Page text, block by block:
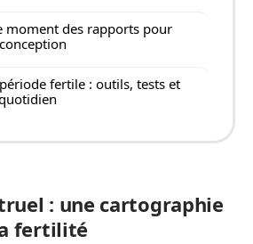
moment des rapports pour
fertile : outils, tests et
: une cartographie
fertilité